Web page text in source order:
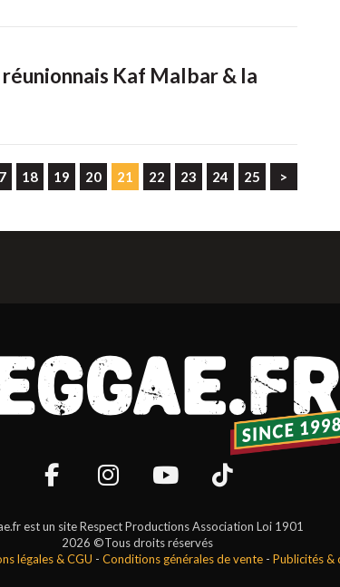
Kaf Malbar & la
18 19 20 21 22 23 24 25 >
est un site Respect Productions Association Loi 1901
2026 ©Tous droits réservés
légales & CGU - Conditions générales de vente- Publicités &